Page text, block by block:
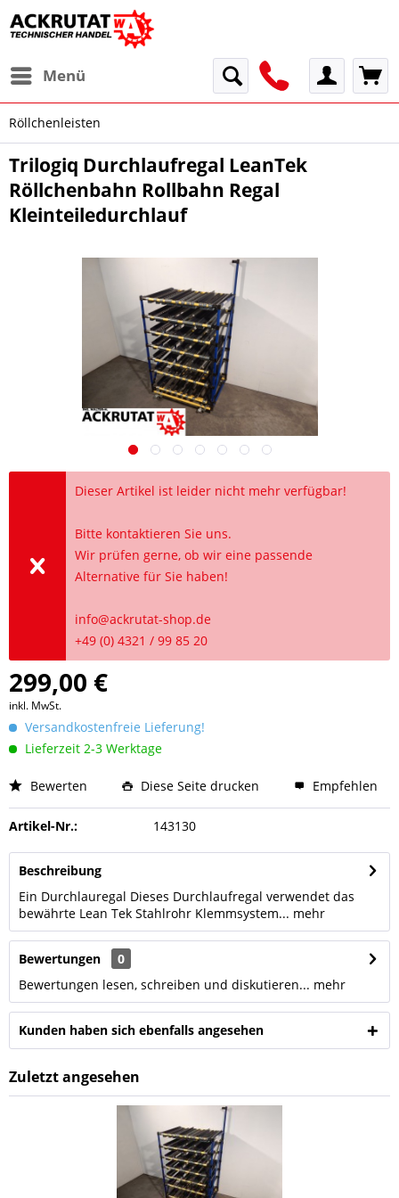
Menü
Röllchenleisten
Trilogiq Durchlaufregal LeanTek
Röllchenbahn Rollbahn Regal
Kleinteiledurchlauf
Dieser Artikel ist leider nicht mehr verfügbar!
Bitte kontaktieren Sie uns.
Wir prüfen gerne, ob wir eine passende
Alternative für Sie haben!
info@ackrutat-shop.de
+49 (0) 4321 / 99 85 20
299,00 €
inkl. MwSt.
Versandkostenfreie Lieferung!
Lieferzeit 2-3 Werktage
Bewerten Diese Seite drucken Empfehlen
Artikel-Nr.: 143130
Beschreibung
Ein Durchlauregal Dieses Durchlaufregal verwendet das
bewährte Lean Tek Stahlrohr Klemmsystem... mehr
Bewertungen
0
Bewertungen lesen, schreiben und diskutieren... mehr
Kunden haben sich ebenfalls angesehen
Zuletzt angesehen